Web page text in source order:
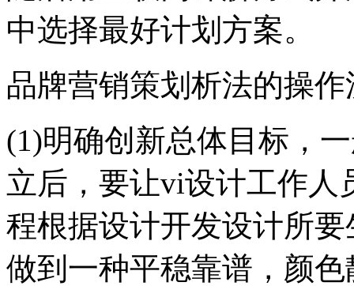
中选择最好计划方案。
品牌营销策划析法的操
(1)明确创新总体目标，
立后，要让vi设计工作人
程根据设计开发设计所
做到一种平稳靠谱，颜